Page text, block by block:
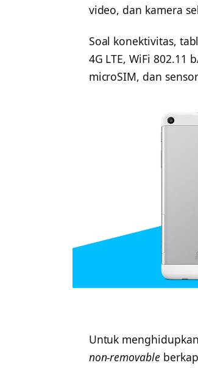
video, dan kamera
Soal konektivitas,
4G LTE, WiFi 802.11
microSIM, dan
Untuk
non-removable